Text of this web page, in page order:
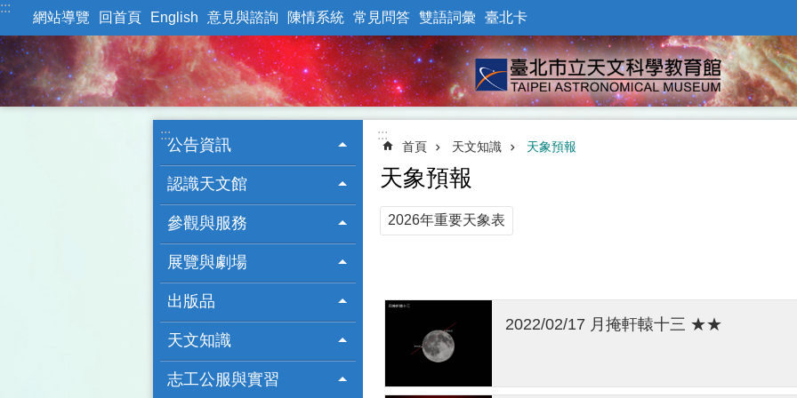
跳到主要內容區塊
:::
網站導覽 回首頁 English 意見與諮詢 陳情系統 常見問答 雙語詞彙 臺北卡
:::
公告資訊
認識天文館
參觀與服務
展覽與劇場
出版品
天文知識
志工公服與實習
:::
首頁 天文知識 天象預報
天象預報
2026年重要天象表
2022/02/17 月掩軒轅十三 ★★